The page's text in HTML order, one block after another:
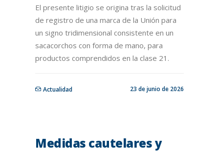
El presente litigio se origina tras la solicitud
de registro de una marca de la Unión para
un signo tridimensional consistente en un
sacacorchos con forma de mano, para
productos comprendidos en la clase 21.
Actualidad 23 de junio de 2026
Medidas cautelares y